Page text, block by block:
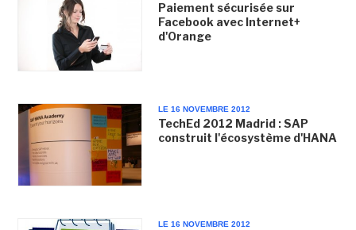
Paiement sécurisée sur
Facebook avec Internet+
d'Orange
LE 16 NOVEMBRE 2012
TechEd 2012 Madrid : SAP
construit l'écosystème d'HANA
LE 16 NOVEMBRE 2012